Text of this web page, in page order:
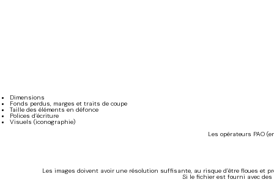
Dimensions
Fonds perdus, marges et traits de coupe
Taille des éléments en défonce
Polices d’écriture
Visuels (iconographie)
Les opérateurs PAO
Les images doivent avoir une résolution suffisante, au risque d’être floues et
Si le fichier est fourni avec des